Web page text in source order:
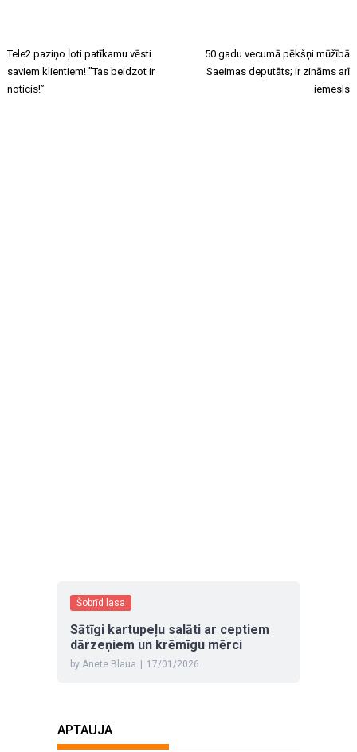
Tele2 paziņo ļoti patīkamu vēsti
saviem klientiem! ”Tas beidzot ir
noticis!”
50 gadu vecumā pēkšņi mūžībā
Saeimas deputāts; ir zināms arī
iemesls
Šobrīd lasa
Sātīgi kartupeļu salāti ar ceptiem
dārzeņiem un krēmīgu mērci
by Anete Blaua | 17/01/2026
APTAUJA